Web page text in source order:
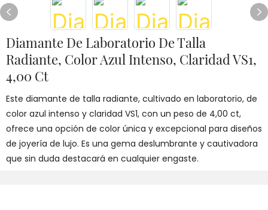
Diamante De Laboratorio De Talla
Radiante, Color Azul Intenso, Claridad VS1,
4,00 Ct
Este diamante de talla radiante, cultivado en laboratorio, de
color azul intenso y claridad VS1, con un peso de 4,00 ct,
ofrece una opción de color única y excepcional para diseños
de joyería de lujo. Es una gema deslumbrante y cautivadora
que sin duda destacará en cualquier engaste.